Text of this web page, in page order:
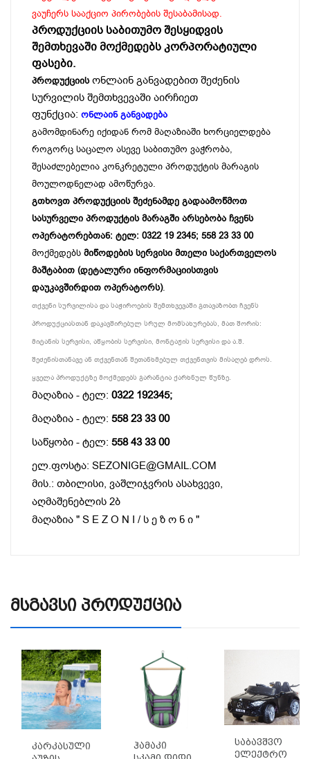
ვაუჩერს სააქციო პირობების შესაბამისად.
პროდუქციის საბითუმო შესყიდვის
შემთხევაში მოქმედებს კორპორატიული
ფასები.
პროდუქციის ონლაინ განვადებით შეძენის
სურვილის შემთხვევაში აირჩიეთ
ფუნქცია: ონლაინ განვადება
გამომდინარე იქიდან რომ მაღაზიაში ხორციელდება
როგორც საცალო ასევე საბითუმო ვაჭრობა,
შესაძლებელია კონკრეტული პროდუქტის მარაგის
მოულოდნელად ამოწურვა.
გთხოვთ პროდუქციის შეძენამდე გადაამოწმოთ
სასურველი პროდუქტის მარაგში არსებობა ჩვენს
ოპერატორებთან: ტელ: 0322 19 2345; 558 23 33 00
მოქმედებს მიწოდების სერვისი მთელი საქართველოს
მაშტაბით (დეტალური ინფორმაციისთვის
დაუკავშირდით ოპერატორს).
თქვენი სურვილისა და საჭიროების შემთხვევაში გთავაზობთ ჩვენს
პროდუქციასთან დაკავშირებულ სრულ მომსახურებას, მათ შორის:
მიტანის სერვისი, აწყობის სერვისი, მონტაჟის სერვისი და ა.შ.
შეძენისთანავე ან თქვენთან შეთანხმებულ თქვენთვის მისაღებ დროს.
ყველა პროდუქტზე მოქმედებს გარანტია ქარხნულ წუნზე.
მაღაზია - ტელ: 0322 192345;
მაღაზია - ტელ: 558 23 33 00
საწყობი - ტელ: 558 43 33 00
ელ.ფოსტა: SEZONIGE@GMAIL.COM
მის.: თბილისი, ვაშლიჯვრის ასახვევი,
აღმაშენებლის 2ბ
მაღაზია " S E Z O N I / ს ე ზ ო ნ ი "
Მსგავსი Პროდუქცია
Კარკასული
Ჰამაკი
Საბავშვო
Ელექტრო